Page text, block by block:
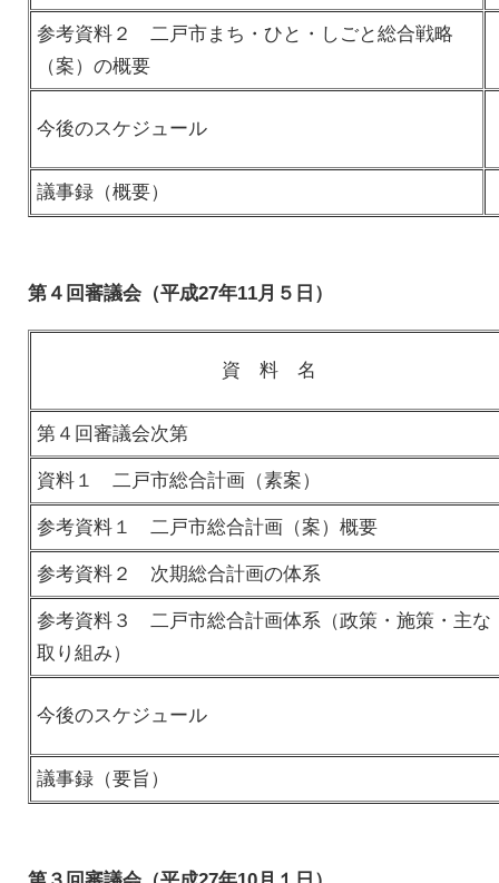
参考資料２ 二戸市まち・ひと・しごと総合戦略
（案）の概要
今後のスケジュール
議事録（概要）
第４回審議会（平成27年11月５日）
資 料 名
第４回審議会次第
資料１ 二戸市総合計画（素案）
参考資料１ 二戸市総合計画（案）概要
参考資料２ 次期総合計画の体系
参考資料３ 二戸市総合計画体系（政策・施策・主な
取り組み）
今後のスケジュール
議事録（要旨）